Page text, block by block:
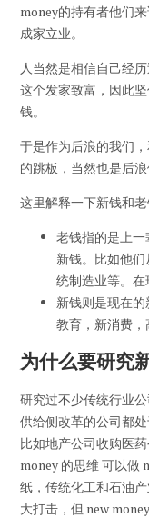
money的持有者他们
成家立业。
人当然是相信自己经
这个发家致富，因此
钱。
于是作为后浪的我们
的跳板，当然也是后
这里解释一下新钱和老
老钱指的是上
新钱。比如他
统制造业等。在
新钱则是现在
教育，新消费，
为什么要研究
研究过不少传统行业
供给侧改革的公司都
比如地产公司收购医
money 的思维 可以做
纸，传统化工和石油
大打击，但 new